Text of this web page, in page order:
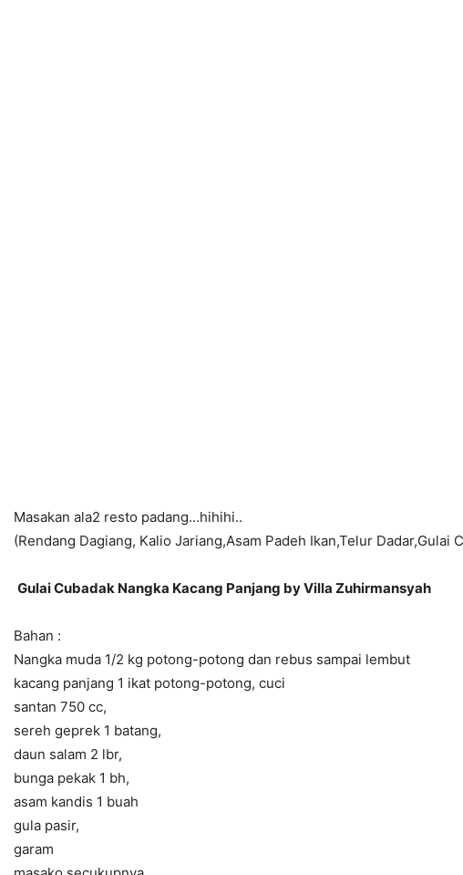
Masakan ala2 resto padang…hihihi..
(Rendang Dagiang, Kalio Jariang,Asam Padeh Ikan,Telur
Gulai Cubadak Nangka Kacang Panjang by Villa Zuhirmansyah
Bahan :
Nangka muda 1/2 kg potong-potong dan rebus sampai lembut
kacang panjang 1 ikat potong-potong, cuci
santan 750 cc,
sereh geprek 1 batang,
daun salam 2 lbr,
bunga pekak 1 bh,
asam kandis 1 buah
gula pasir,
garam